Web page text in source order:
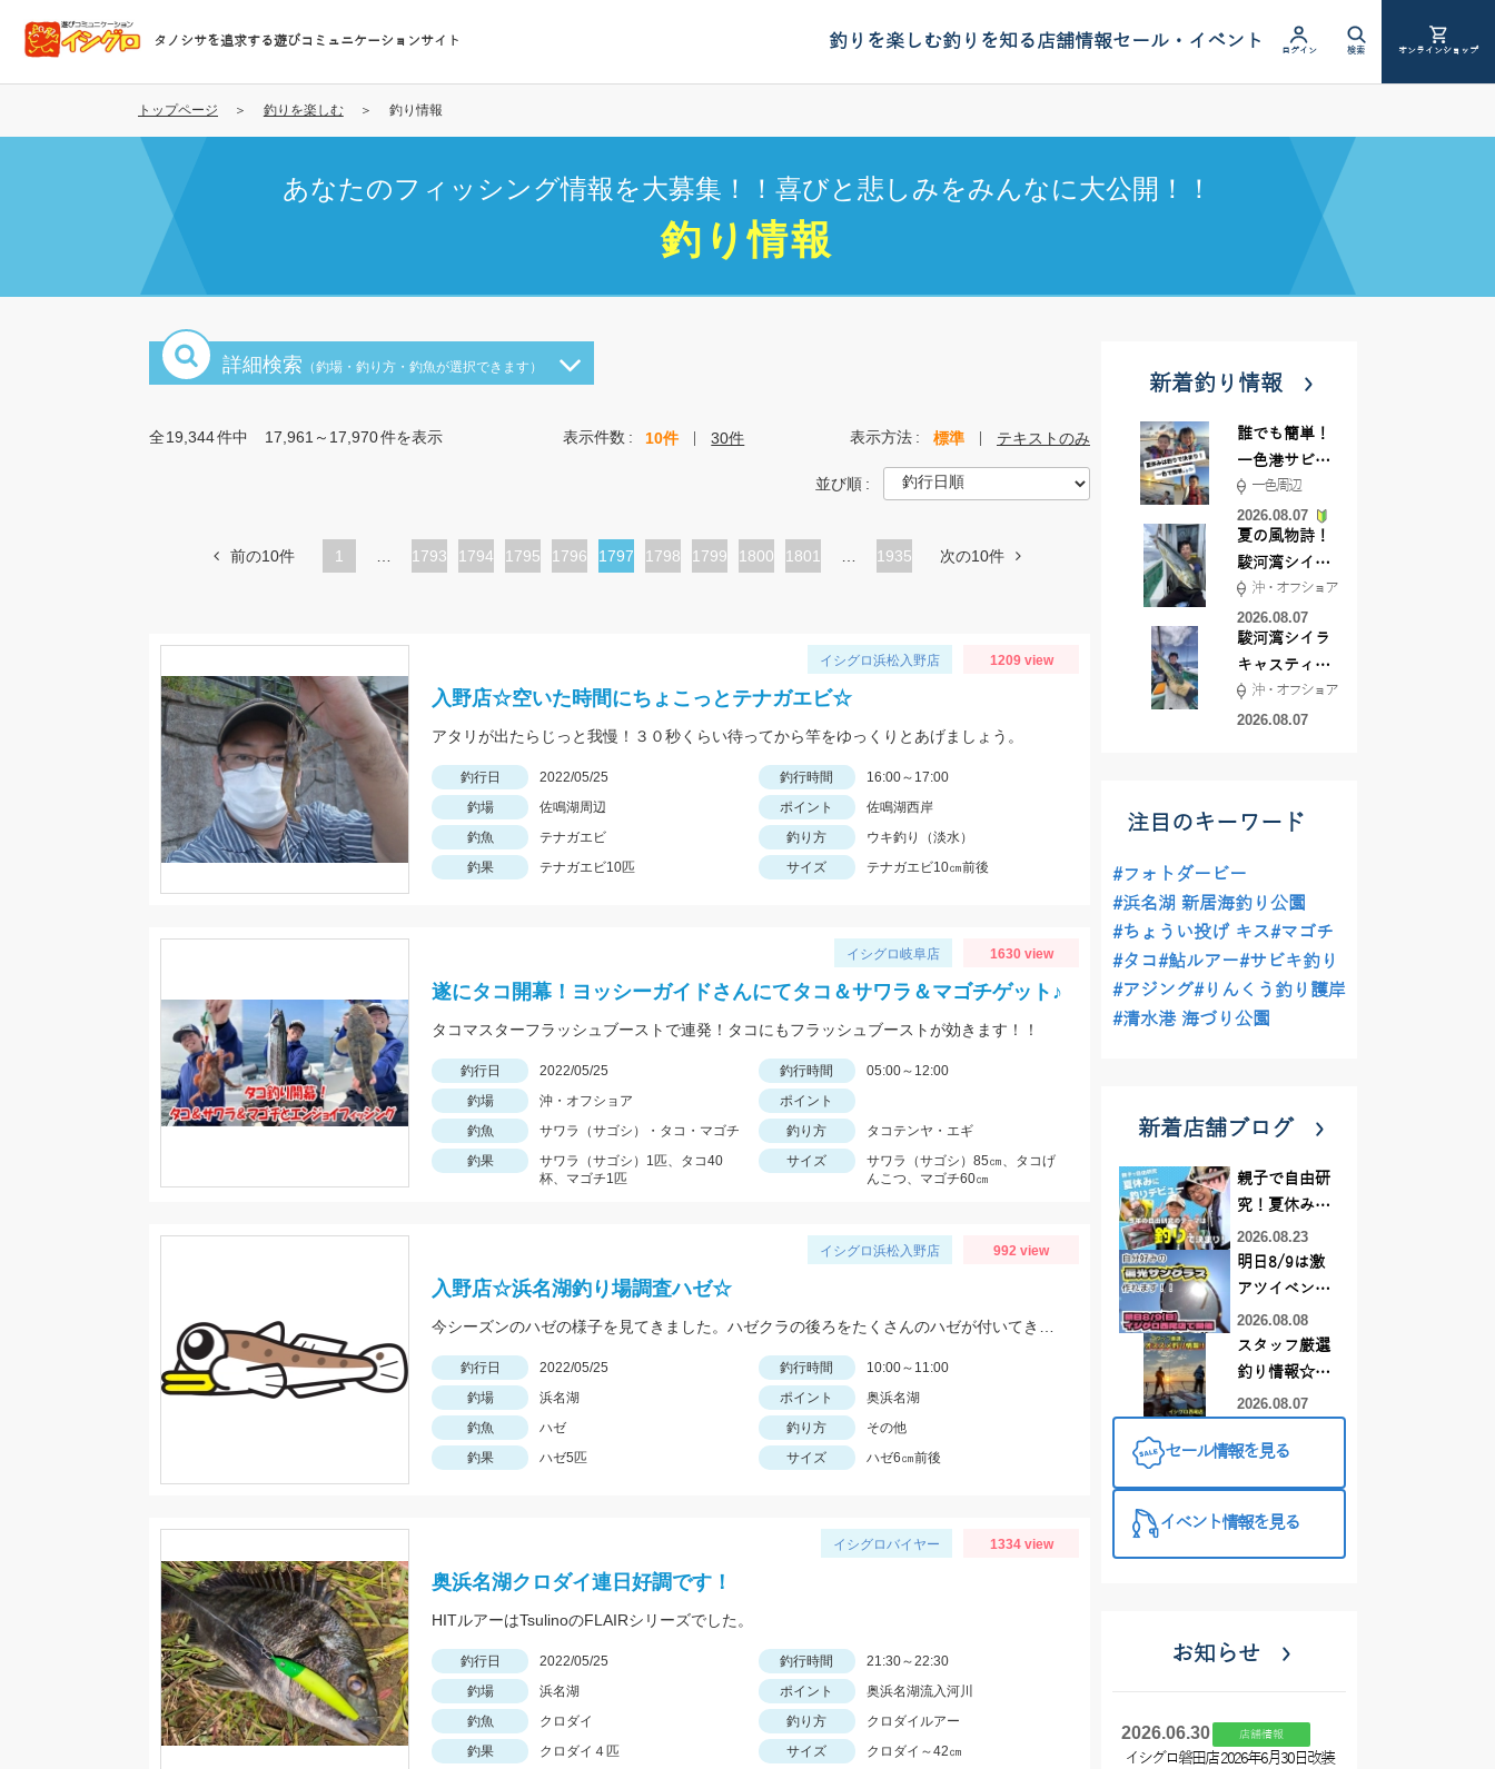
コ
テ
タノシサを追求する遊びコミュニケーションサイト 釣りを楽しむ釣りを知る店舗情報セール・イベント ログイン 検索 オンラインショップ
トップページ 釣りを楽しむ 釣り情報
あなたのフィッシング情報を大募集！！喜びと悲しみをみんなに大公開！！
釣り情報
詳細検索 （釣場・釣り方・釣魚が選択できます）
全19,344件中 17,961～17,970件を表示 表示件数 10件 30件 表示方法 標準 テキストのみ
並び順
前の10件 1
ペ
1793
ペ
1794
ペ
1795
ペ
1796
カ
ペ
1797
ペ
1798
ペ
1799
ペ
1800
ペ
1801 1935 次の10件
イシグロ浜松入野店 1209 view
入野店☆空いた時間にちょこっとテナガエビ☆
アタリが出たらじっと我慢！３０秒くらい待ってから竿をゆっくりとあげましょう。
釣行日 2022/05/25 釣行時間
16:00～17:00
釣場
佐鳴湖周辺 ポイント
佐鳴湖西岸
釣魚
テナガエビ 釣り方
ウキ釣り（淡水）
釣果
テナガエビ10匹 サイズ テナガエビ10㎝前後
イシグロ岐阜店 1630 view
遂にタコ開幕！ヨッシーガイドさんにてタコ＆サワラ＆マゴチゲット♪
タコマスターフラッシュブーストで連発！タコにもフラッシュブーストが効きます！！
釣行日 2022/05/25 釣行時間
05:00～12:00
釣場
沖・オフショア
ポイント
釣魚
サワラ（サゴシ）・タコ・マゴチ 釣り方
タコテンヤ・エギ
釣果
サワラ（サゴシ）1匹、タコ40
杯、マゴチ1匹
サイズ
サワラ（サゴシ）85㎝、タコげ
んこつ、マゴチ60㎝
イシグロ浜松入野店 992 view
入野店☆浜名湖釣り場調査ハゼ☆
釣行日 2022/05/25 釣行時間
10:00～11:00
釣場
浜名湖 ポイント
奥浜名湖
釣魚
ハゼ 釣り方
その他
釣果
ハゼ5匹 サイズ ハゼ6㎝前後
イシグロバイヤー 1334 view
奥浜名湖クロダイ連日好調です！
HITルアーはTsulinoのFLAIRシリーズでした。
釣行日 2022/05/25 釣行時間
21:30～22:30
釣場
浜名湖 ポイント
奥浜名湖流入河川
釣魚
クロダイ 釣り方
クロダイルアー
釣果
クロダイ４匹 サイズ クロダイ～42㎝
新着釣り情報
誰でも簡単！
一色港サビキ
＆ちょい投げ
一色周辺
2026.08.07
夏の風物詩！
駿河湾シイラ
キャスティン
グ行ってきま
した！！
沖・オフショア
2026.08.07
駿河湾シイラ
キャスティン
グ行ってきま
した！
沖・オフショア
2026.08.07
注目のキーワード
#フォトダービー
#浜名湖 新居海釣り公園
#ちょうい投げ キス#マゴチ
#タコ#鮎ルアー#サビキ釣り
#アジング#りんくう釣り護岸
#清水港 海づり公園
新着店舗ブログ
親子で自由研
究！夏休みに
釣りデビュー
2026.08.23
明日8/9は激
アツイベント
日！！！～オ
ーダー偏光グ
ラス受注会～
2026.08.08
スタッフ厳選
釣り情報☆彡
連休は何釣り
♪【イシグロ
2026.08.07
セール情報を見る
イベント情報を見る
お知らせ
2026.06.30 店舗情報
イシグロ磐田店 2026年6月30日改装